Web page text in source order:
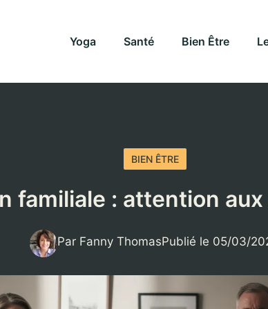
Yoga Santé Bien Être
BIEN ÊTRE
familiale : attention
Par Fanny ThomasPublié le 05/03/